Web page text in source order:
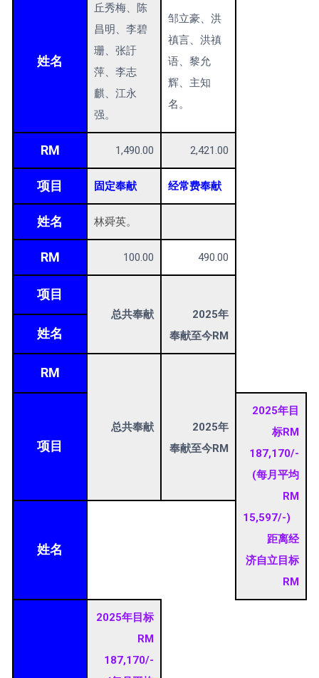
姓名
丘秀梅、陈
昌明、李碧
珊、张訏
萍、李志
麒、江永
强。
邹立豪、洪
禛言、洪禛
语、黎允
辉、主知
名。
RM 1,490.00 2,421.00
项目 固定奉献 经常费奉献
姓名 林舜英。
RM 100.00 490.00
项目
总共奉献
2025年
奉献至今RM
姓名
RM
总共奉献
2025年
奉献至今RM
项目
2025年目
标RM
187,170/-
(每月平均
RM
15,597/-)
距离经
济自立目标
RM
姓名
2025年目标
RM
187,170/-